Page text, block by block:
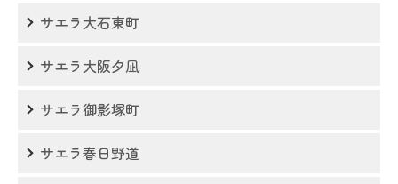
サエラ大石東町
サエラ大阪夕凪
サエラ御影塚町
サエラ春日野道